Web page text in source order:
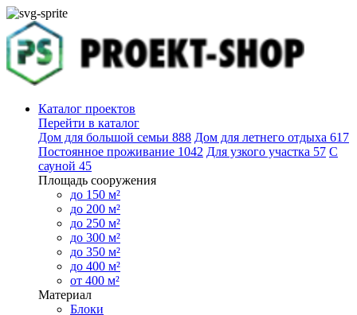
Каталог проектов
Перейти в каталог
Дом для большой семьи 888 Дом для летнего отдыха 617
Постоянное проживание 1042 Для узкого участка 57 С
сауной 45
Площадь сооружения
до 150 м²
до 200 м²
до 250 м²
до 300 м²
до 350 м²
до 400 м²
от 400 м²
Материал
Блоки